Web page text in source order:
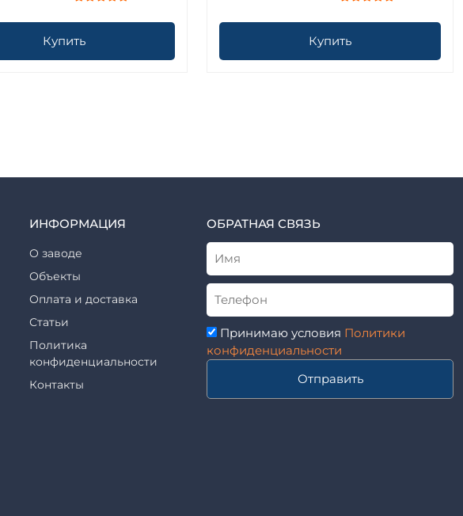
Купить Купить
ИНФОРМАЦИЯ
О заводе
Объекты
Оплата и доставка
Статьи
Политика
конфиденциальности
Контакты
ОБРАТНАЯ СВЯЗЬ
Принимаю условия Политики
конфиденциальности
Отправить